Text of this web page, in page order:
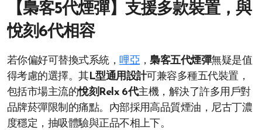
【梟客5代煙彈】支援多款裝置，與
悅刻6代相容
若你偏好可替換式系統，哩亞，梟客五代煙彈無疑是值
得考慮的選擇。其L型通用設計可兼容多種五代裝置，
包括市場主流的悅刻Relx 6代主機，解決了許多用戶對
品牌菸彈限制的痛點。內部採用高品質煙油，尼古丁濃
度穩定，抽吸體驗與正品不相上下。